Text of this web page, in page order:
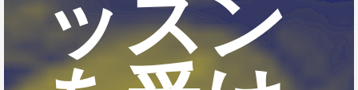
ッスン